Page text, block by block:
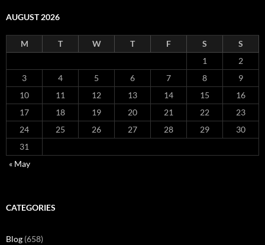
AUGUST 2026
M T W T F S
S
1
2
3
4 5 6 7 8
9
10
11 12 13 14 15
16
17
18 19 20 21 22
23
24
25 26 27 28 29
30
31
« May
CATEGORIES
Blog (658)